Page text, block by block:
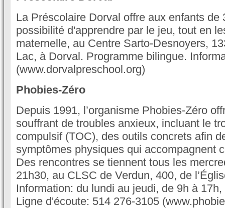
La Préscolaire Dorval offre aux enfants de
possibilité d'apprendre par le jeu, tout en
maternelle, au Centre Sarto-Desnoyers,
Lac, à Dorval. Programme bilingue.
(www.dorvalpreschool.org)
Phobies-Zéro
Depuis 1991, l’organisme Phobies-Zéro
souffrant de troubles anxieux, incluant le
compulsif (TOC), des outils concrets afin
symptômes physiques qui accompagnent
Des rencontres se tiennent tous les
21h30, au CLSC de Verdun, 400, de
Information: du lundi au jeudi, de 9h à
Ligne d'écoute: 514 276-3105